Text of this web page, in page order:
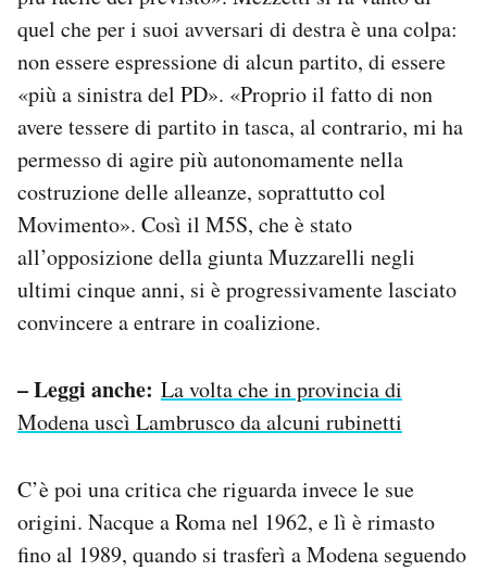
quel che per i suoi avversari di destra è una colpa:
non essere espressione di alcun partito, di essere
«più a sinistra del PD». «Proprio il fatto di non
avere tessere di partito in tasca, al contrario, mi ha
permesso di agire più autonomamente nella
costruzione delle alleanze, soprattutto col
Movimento». Così il M5S, che è stato
all’opposizione della giunta Muzzarelli negli
ultimi cinque anni, si è progressivamente lasciato
convincere a entrare in coalizione.
– Leggi anche: La volta che in provincia di
Modena uscì Lambrusco da alcuni rubinetti
C’è poi una critica che riguarda invece le sue
origini. Nacque a Roma nel 1962, e lì è rimasto
fino al 1989, quando si trasferì a Modena seguendo